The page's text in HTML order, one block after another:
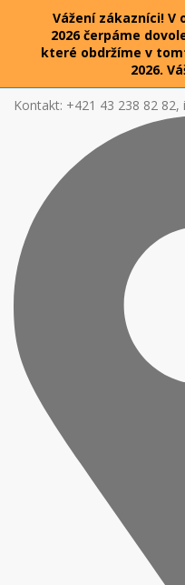
Vážení zákazníci! V
2026 čerpáme
které obdržíme v
2026.
Kontakt: +421 43 238 82 82,